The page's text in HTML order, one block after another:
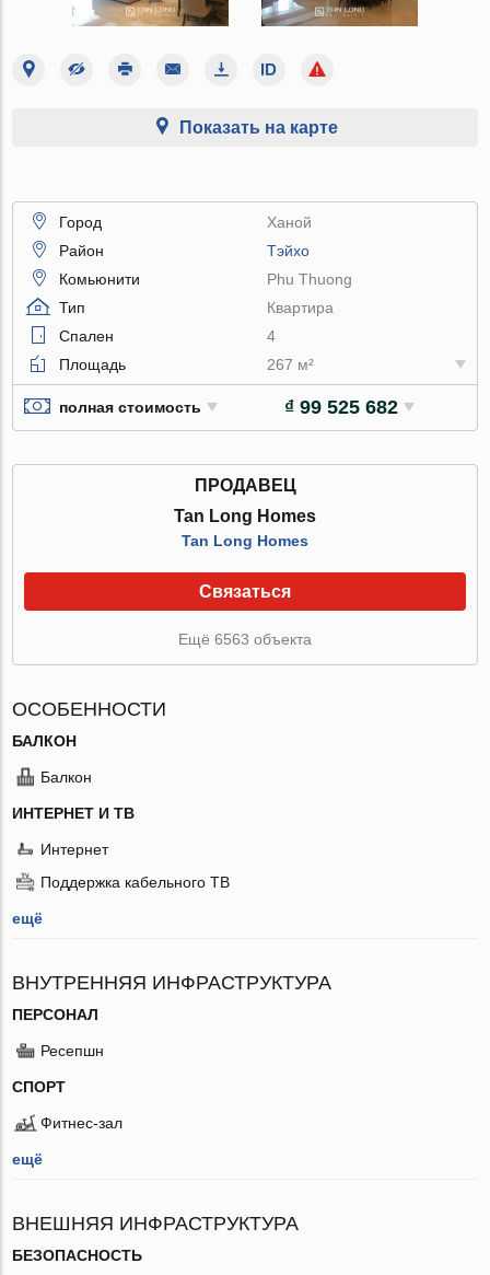
Показать на карте
Город
Ханой
Район
Тэйхо
Комьюнити
Phu Thuong
Тип
Квартира
Спален
4
Площадь
267 м²
полная стоимость ₫ 99 525 682
ПРОДАВЕЦ
Tan Long Homes
Tan Long Homes
Связаться
Ещё 6563 объекта
ОСОБЕННОСТИ
БАЛКОН
Балкон
ИНТЕРНЕТ И ТВ
Интернет
Поддержка кабельного ТВ
ещё
ВНУТРЕННЯЯ ИНФРАСТРУКТУРА
ПЕРСОНАЛ
Ресепшн
СПОРТ
Фитнес-зал
ещё
ВНЕШНЯЯ ИНФРАСТРУКТУРА
БЕЗОПАСНОСТЬ